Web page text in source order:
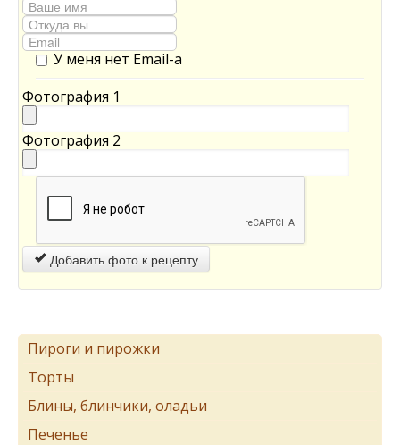
У меня нет Email-а
Фотография 1
Фотография 2
Добавить фото к рецепту
Пироги и пирожки
Торты
Блины, блинчики, оладьи
Печенье